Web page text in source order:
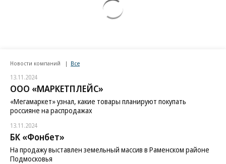
Новости компаний Все
13.11.2024
ООО «МАРКЕТПЛЕЙС»
«Мегамаркет» узнал, какие товары планируют покупать
россияне на распродажах
13.11.2024
БК «Фонбет»
На продажу выставлен земельный массив в Раменском районе
Подмосковья